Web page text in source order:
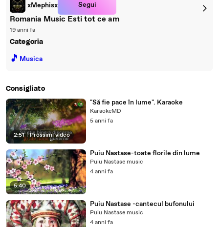
xMephisx Segui
Romania Music Esti tot ce am
19 anni fa
Categoria
🎵 Musica
Consigliato
2:51 | Prossimi video
"Să fie pace în lume". Karaoke
KaraokeMD
5 anni fa
5:40
Puiu Nastase-toate florile din lume
Puiu Nastase music
4 anni fa
Puiu Nastase -cantecul bufonului
Puiu Nastase music
4 anni fa